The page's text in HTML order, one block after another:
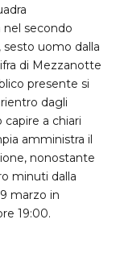
nel secondo
sesto uomo dalla
di Mezzanotte
presente si
dagli
a chiari
amministra il
nonostante
minuti dalla
marzo in
19:00.